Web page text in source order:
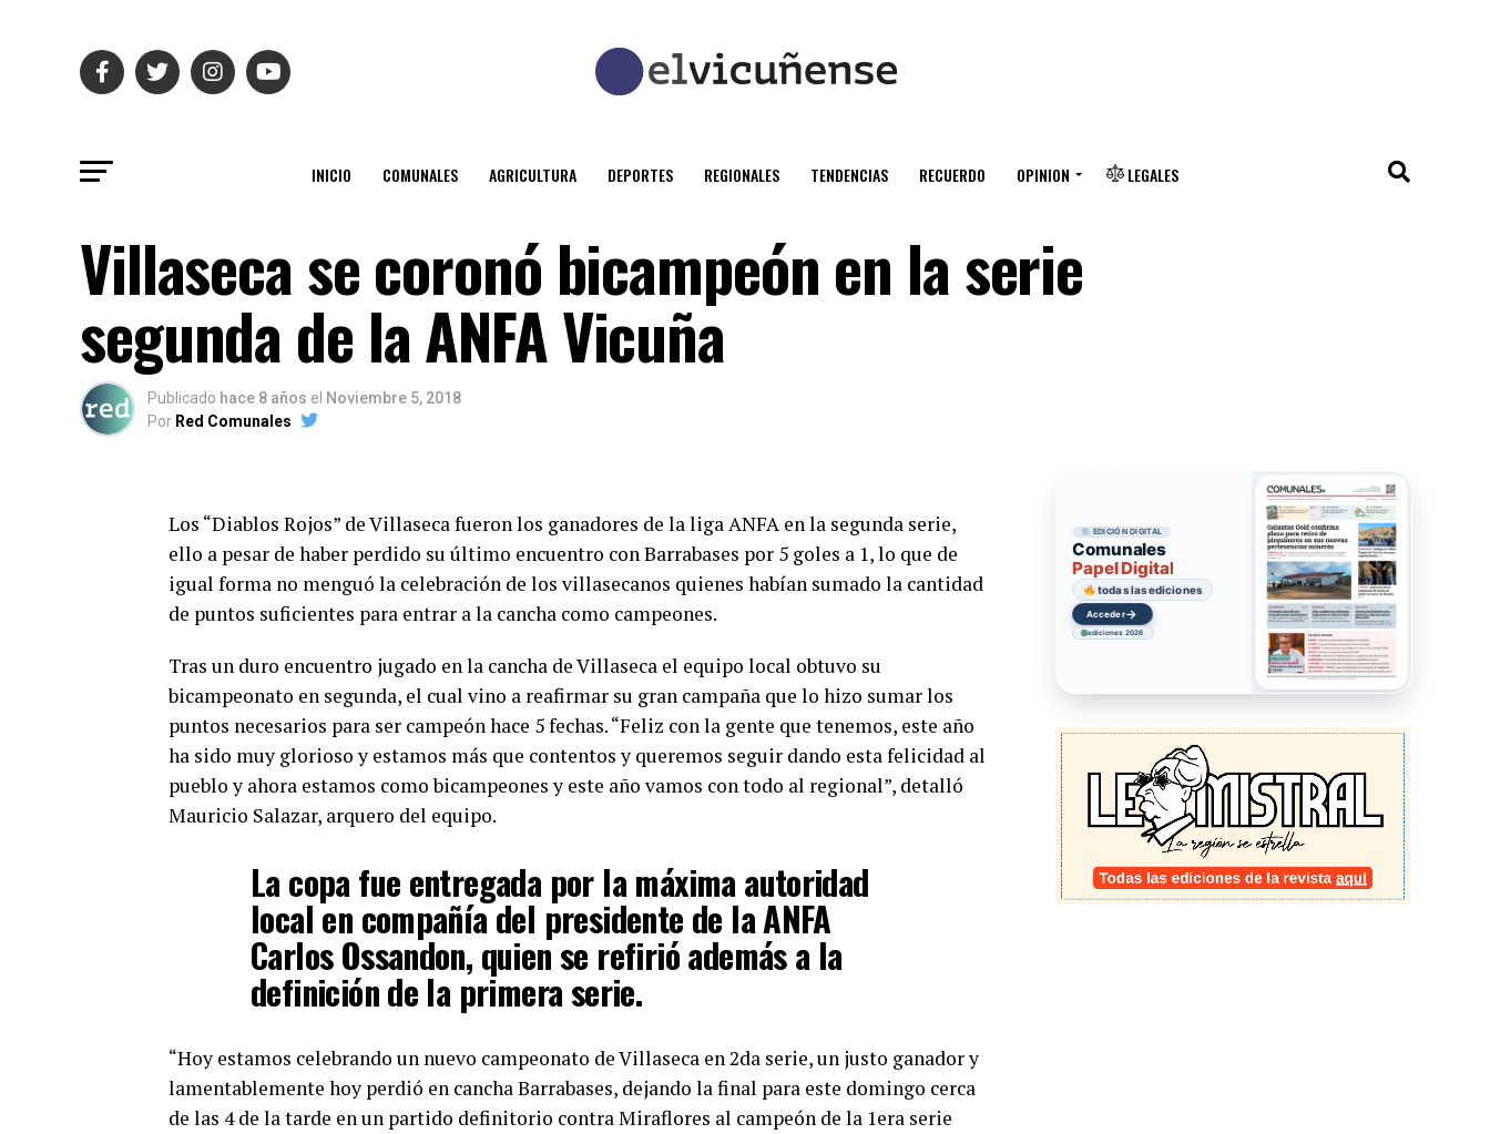
INICIO COMUNALES AGRICULTURA DEPORTES REGIONALES TENDENCIAS RECUERDO OPINION LEGALES
Villaseca se coronó bicampeón en la serie
segunda de la ANFA Vicuña
Publicado hace 8 años el Noviembre 5, 2018
Por Red Comunales
Los “Diablos Rojos” de Villaseca fueron los ganadores de la liga ANFA en la segunda serie,
ello a pesar de haber perdido su último encuentro con Barrabases por 5 goles a 1, lo que de
igual forma no menguó la celebración de los villasecanos quienes habían sumado la cantidad
de puntos suficientes para entrar a la cancha como campeones.
Tras un duro encuentro jugado en la cancha de Villaseca el equipo local obtuvo su
bicampeonato en segunda, el cual vino a reafirmar su gran campaña que lo hizo sumar los
puntos necesarios para ser campeón hace 5 fechas. “Feliz con la gente que tenemos, este año
ha sido muy glorioso y estamos más que contentos y queremos seguir dando esta felicidad al
pueblo y ahora estamos como bicampeones y este año vamos con todo al regional”, detalló
Mauricio Salazar, arquero del equipo.
La copa fue entregada por la máxima autoridad
local en compañía del presidente de la ANFA
Carlos Ossandon, quien se refirió además a la
definición de la primera serie.
“Hoy estamos celebrando un nuevo campeonato de Villaseca en 2da serie, un justo ganador y
lamentablemente hoy perdió en cancha Barrabases, dejando la final para este domingo cerca
de las 4 de la tarde en un partido definitorio contra Miraflores al campeón de la 1era serie
EDICIÓN DIGITAL
Comunales
Papel Digital
todas las ediciones
Acceder→
ediciones 2026